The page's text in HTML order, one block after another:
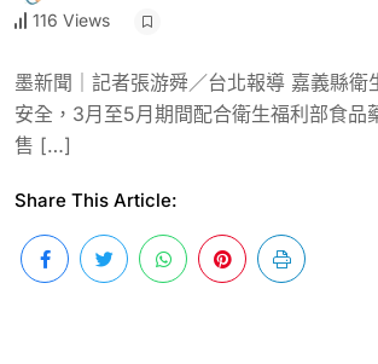
116 Views
墨新聞｜記者張游舜／台北報導 嘉義縣衛
安全，3月至5月期間配合衛生福利部食品
售 […]
Share This Article: